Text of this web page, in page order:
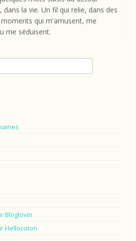
la vie. Un fil qui relie, dans des
qui m'amusent, me
me séduisent.
Bloglovin
Hellocoton